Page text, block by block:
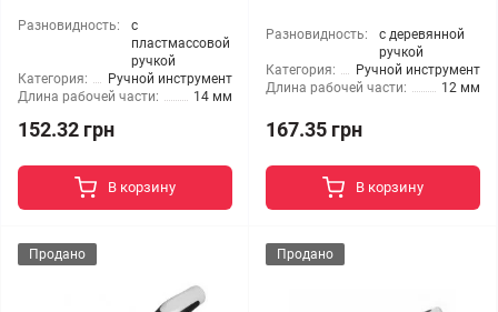
Разновидность:
с
пластмассовой
ручкой
Категория:
Ручной инструмент
Длина рабочей части:
14 мм
152.32 грн
В корзину
Разновидность:
с деревянной
ручкой
Категория:
Ручной инструмент
Длина рабочей части:
12 мм
167.35 грн
В корзину
Продано Продано